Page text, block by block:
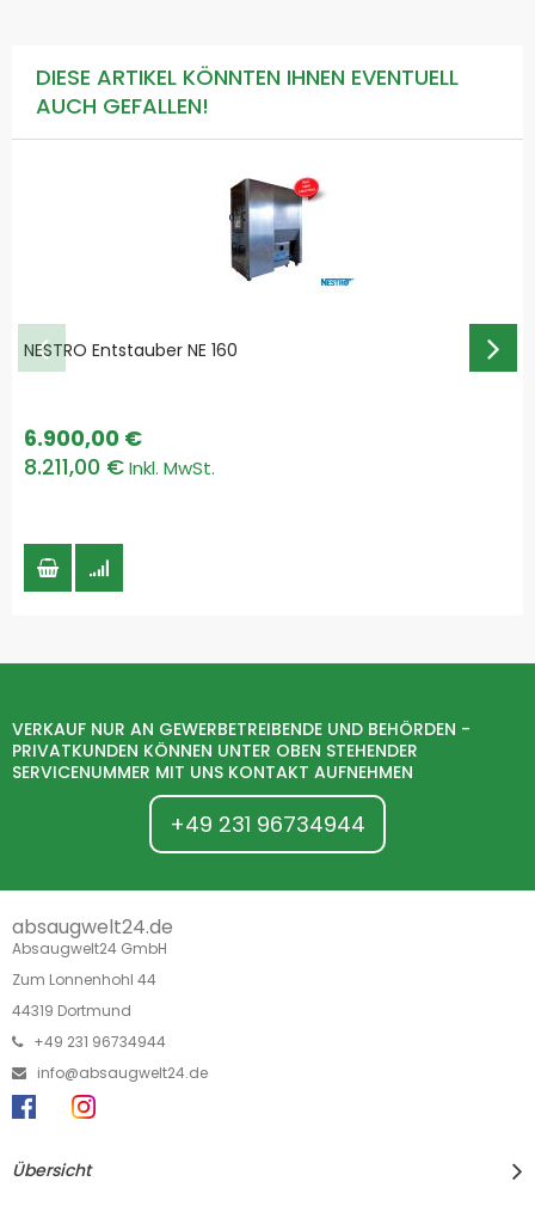
DIESE ARTIKEL KÖNNTEN IHNEN EVENTUELL
AUCH GEFALLEN!
NESTRO Entstauber NE 160
8.211,00 €
6.900,00 €
VERKAUF NUR AN GEWERBETREIBENDE UND BEHÖRDEN -
PRIVATKUNDEN KÖNNEN UNTER OBEN STEHENDER
SERVICENUMMER MIT UNS KONTAKT AUFNEHMEN
+49 231 96734944
absaugwelt24.de
Absaugwelt24 GmbH
Zum Lonnenhohl 44
44319 Dortmund
+49 231 96734944
info@absaugwelt24.de
Übersicht